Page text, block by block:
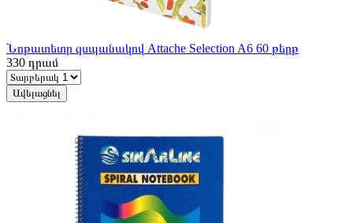
Նոթատետր զսպանակով Attache Selection A6 60 թերթ
330 դրամ
Ավելացնել